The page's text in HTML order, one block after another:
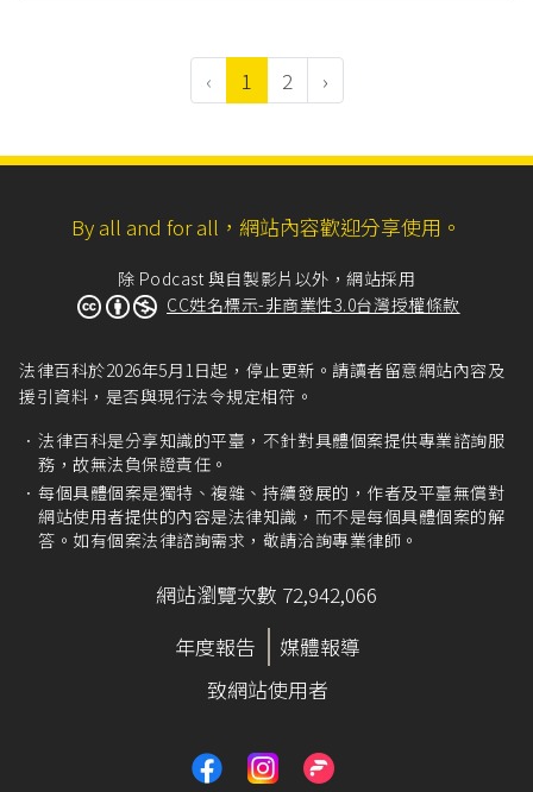
‹ 1 2 ›
By all and for all，網站內容歡迎分享使用。
除 Podcast 與自製影片以外，網站採用
CC姓名標示-非商業性3.0台灣授權條款
法律百科於2026年5月1日起，停止更新。請讀者留意網站內容及
援引資料，是否與現行法令規定相符。
法律百科是分享知識的平臺，不針對具體個案提供專業諮詢服
務，故無法負保證責任。
每個具體個案是獨特、複雜、持續發展的，作者及平臺無償對
網站使用者提供的內容是法律知識，而不是每個具體個案的解
答。如有個案法律諮詢需求，敬請洽詢專業律師。
網站瀏覽次數 72,942,066
年度報告
媒體報導
致網站使用者